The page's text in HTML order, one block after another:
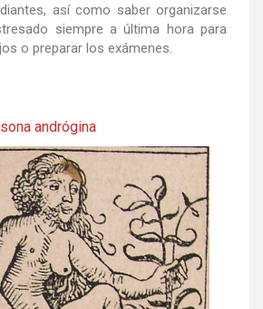
así como saber organizarse
siempre a última hora para
o preparar los exámenes.
andrógina